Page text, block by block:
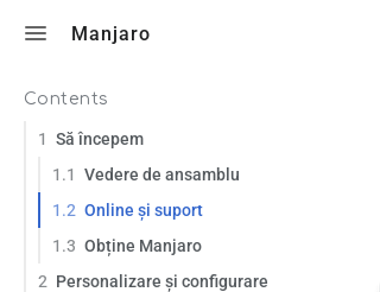
Manjaro
Contents
1
Să începem
1.1
Vedere de ansamblu
1.2 Online și suport
1.3 Obține Manjaro
2 Personalizare și configurare